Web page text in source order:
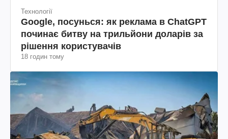
Технології
Google, посунься: як реклама в ChatGPT
починає битву на трильйони доларів за
рішення користувачів
18 годин тому